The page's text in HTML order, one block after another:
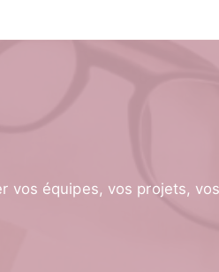
vos équipes, vos projets, vos